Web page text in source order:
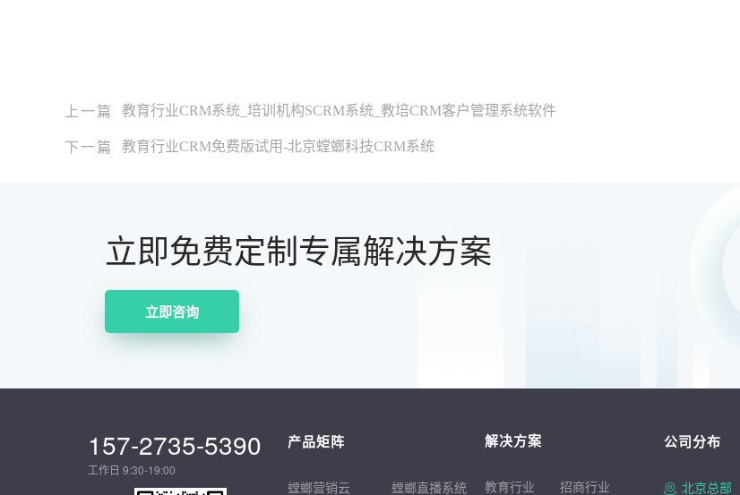
上一篇 教育行业CRM系统_培训机构SCRM系统_教培CRM客户管理系统软件
下一篇 教育行业CRM免费版试用-北京螳螂科技CRM系统
立即免费定制专属解决方案
立即咨询
157-2735-5390
工作日 9:30-19:00
产品矩阵
螳螂营销云 螳螂直播系统
解决方案
教育行业 招商行业
公司分布
北京总部